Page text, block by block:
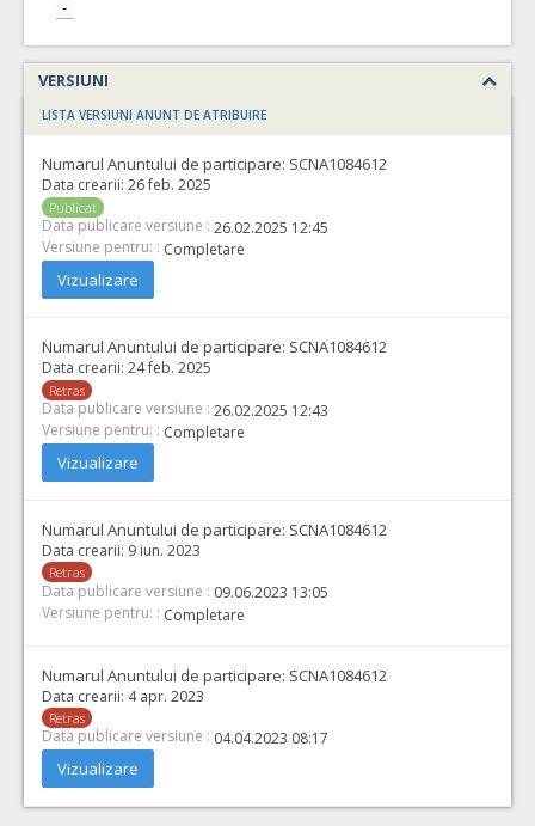
-
VERSIUNI
LISTA VERSIUNI ANUNT DE ATRIBUIRE
Numarul Anuntului de participare: SCNA1084612
Data crearii: 26 feb. 2025
Publicat
Data publicare versiune : 26.02.2025 12:45
Versiune pentru: : Completare
Vizualizare
Numarul Anuntului de participare: SCNA1084612
Data crearii: 24 feb. 2025
Retras
Data publicare versiune : 26.02.2025 12:43
Versiune pentru: : Completare
Vizualizare
Numarul Anuntului de participare: SCNA1084612
Data crearii: 9 iun. 2023
Retras
Data publicare versiune : 09.06.2023 13:05
Versiune pentru: : Completare
Numarul Anuntului de participare: SCNA1084612
Data crearii: 4 apr. 2023
Retras
Data publicare versiune : 04.04.2023 08:17
Vizualizare